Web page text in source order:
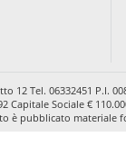
12 Tel. 06332451 P.I.
Capitale Sociale €
è pubblicato materiale